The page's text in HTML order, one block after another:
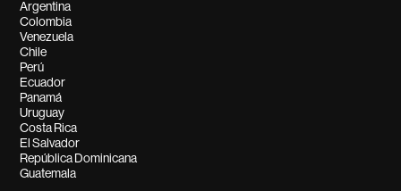
Argentina
Colombia
Venezuela
Chile
Perú
Ecuador
Panamá
Uruguay
Costa Rica
El Salvador
República Dominicana
Guatemala